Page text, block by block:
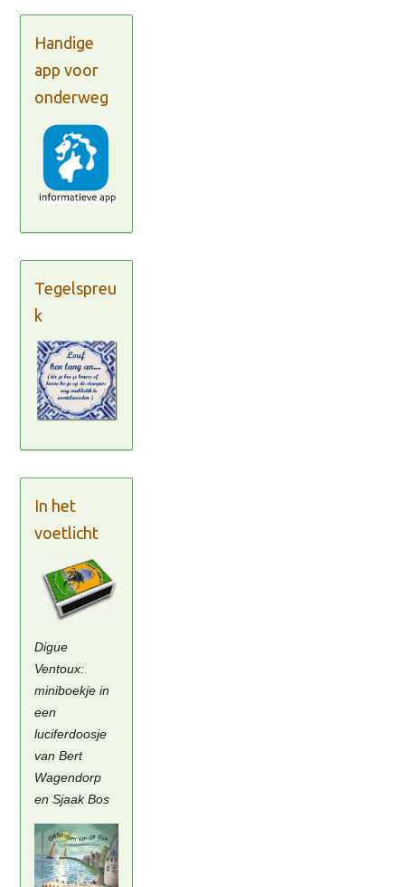
Handige
app voor
onderweg
Tegelspreu
k
In het
voetlicht
Digue
Ventoux:
miniboekje in
een
luciferdoosje
van Bert
Wagendorp
en Sjaak Bos